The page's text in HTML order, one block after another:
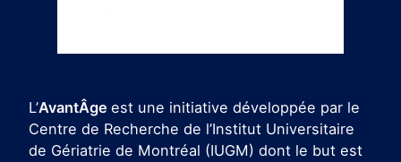
L’AvantÂge est une initiative développée par le
Centre de Recherche de l’Institut Universitaire
de Gériatrie de Montréal (IUGM) dont le but est